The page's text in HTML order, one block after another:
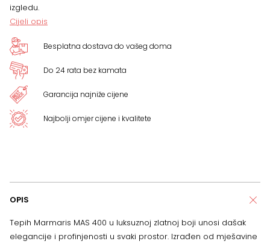
izgledu.
Cijeli opis
Besplatna dostava do vašeg doma
Do 24 rata bez kamata
Garancija najniže cijene
Najbolji omjer cijene i kvalitete
OPIS
Tepih Marmaris MAS 400 u luksuznoj zlatnoj boji unosi dašak
elegancije i profinjenosti u svaki prostor. Izrađen od mješavine